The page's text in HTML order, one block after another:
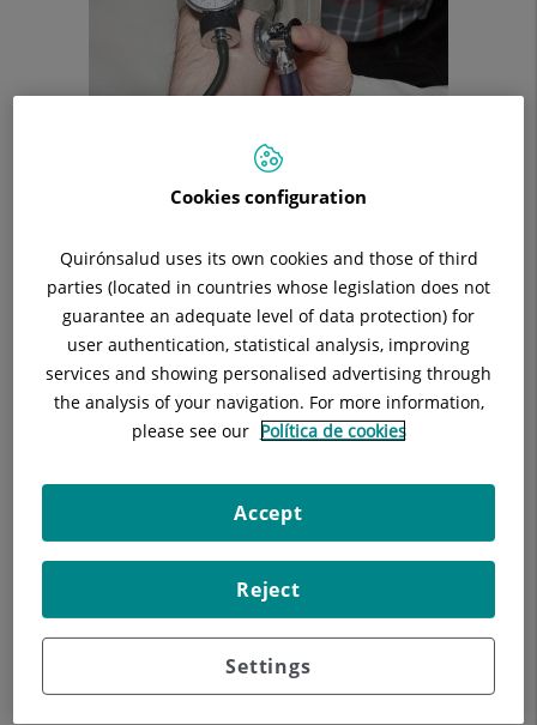
prevalença.
què és la hipertensió arterial?
És l'elevació dels nivells de pressió arterial de forma contínua
o sostinguda.
El cor exerceix pressió sobre les artèries (pressió arterial)
del nostre cos. La pressió màxima s'obté en cada contracció
del cor i la mínima, amb cada relaxació.
Parlem de HTA quan tenim xifres de TA per sobre d'uns límits
establerts, la qual cosa vol dir que tenim un major risc
La hipertensió és una malaltia asintomática i fàcil de detectar.
És molt important el seu diagnòstic i tractament.
Cookies configuration
Quirónsalud uses its own cookies and those of third
parties (located in countries whose legislation does not
guarantee an adequate level of data protection) for
user authentication, statistical analysis, improving
services and showing personalised advertising through
the analysis of your navigation. For more information,
please see our Política de cookies
Settings
Reject
Accept